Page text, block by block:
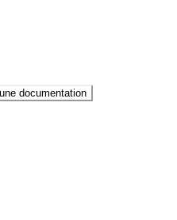
documentation